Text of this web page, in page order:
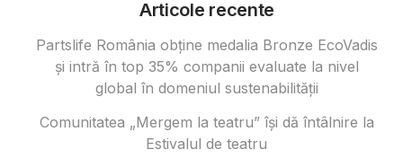
Articole recente
Partslife România obține medalia Bronze EcoVadis
și intră în top 35% companii evaluate la nivel
global în domeniul sustenabilității
Comunitatea „Mergem la teatru” își dă întâlnire la
Estivalul de teatru